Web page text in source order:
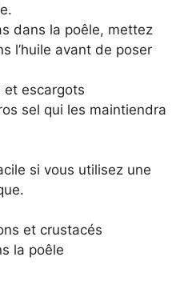
dans la poêle, mettez
l’huile avant de poser
et escargots
sel qui les maintiendra
si vous utilisez une
et crustacés
la poêle